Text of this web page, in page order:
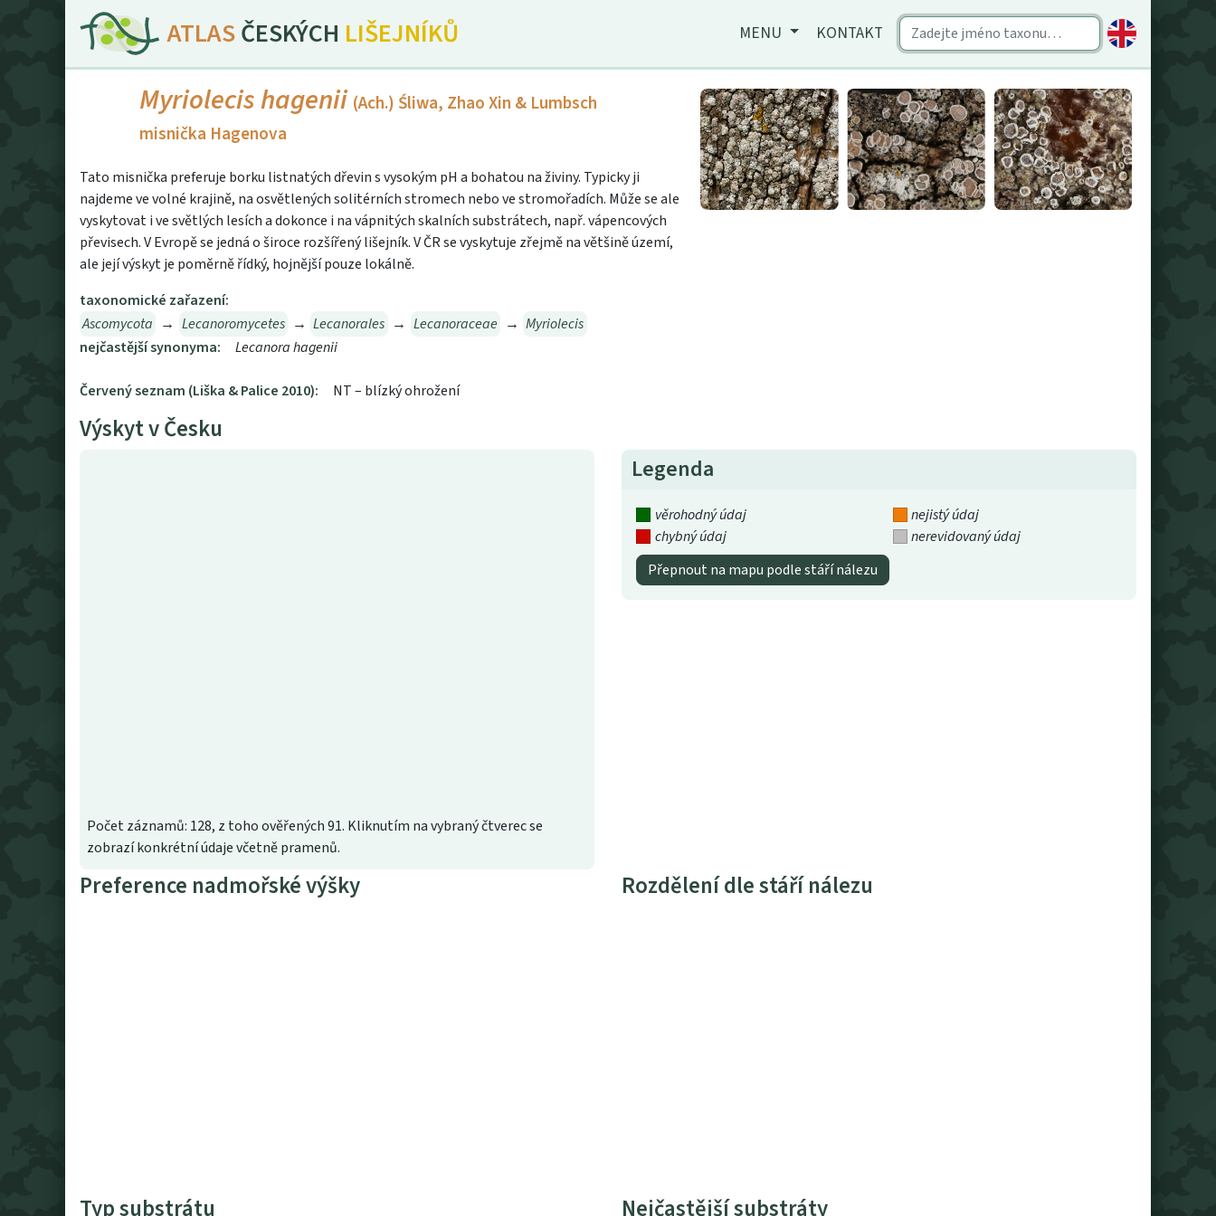
ATLASČESKÝCH LIŠEJNÍKŮ MENU KONTAKT
Myriolecis hagenii (Ach.) Śliwa, Zhao Xin & Lumbsch
misnička Hagenova
Tato misnička preferuje borku listnatých dřevin s vysokým pH a bohatou na živiny. Typicky ji
najdeme ve volné krajině, na osvětlených solitérních stromech nebo ve stromořadích. Může se ale
vyskytovat i ve světlých lesích a dokonce i na vápnitých skalních substrátech, např. vápencových
převisech. V Evropě se jedná o široce rozšířený lišejník. V ČR se vyskytuje zřejmě na většině území,
ale její výskyt je poměrně řídký, hojnější pouze lokálně.
taxonomické zařazení:
Ascomycota → Lecanoromycetes → Lecanorales → Lecanoraceae → Myriolecis
nejčastější synonyma:
Lecanora hagenii
Červený seznam (Liška & Palice 2010): NT – blízký ohrožení
Výskyt v Česku
Počet záznamů: 128, z toho ověřených 91. Kliknutím na vybraný čtverec se
zobrazí konkrétní údaje včetně pramenů.
Legenda
věrohodný údaj
nejistý údaj
chybný údaj
nerevidovaný údaj
Přepnout na mapu podle stáří nálezu
Preference nadmořské výšky Rozdělení dle stáří nálezu
Typ substrátu Nejčastější substráty